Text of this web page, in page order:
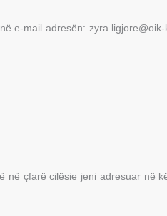
e-mail adresën: zyra.ligjore@oik-
çfarë cilësie jeni adresuar në